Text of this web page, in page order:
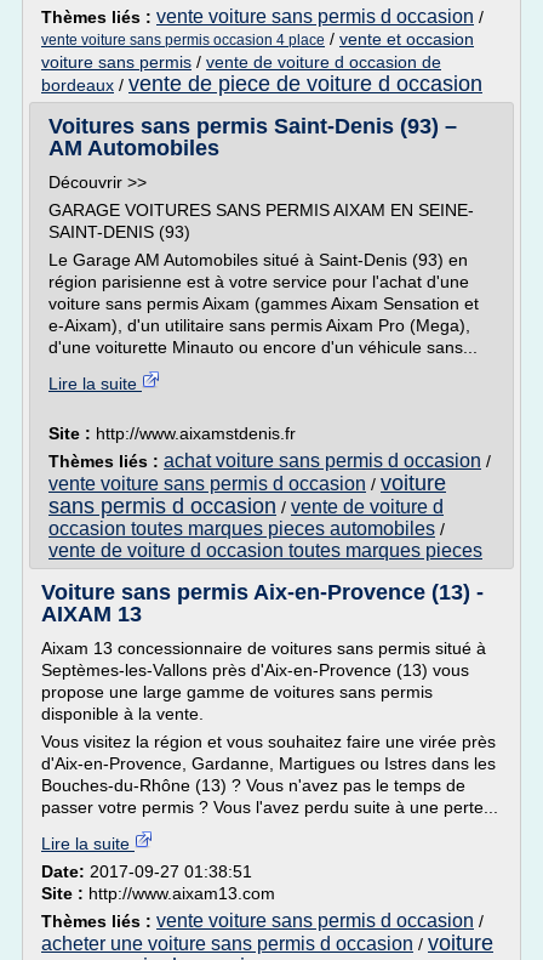
Thèmes liés : vente voiture sans permis d occasion /
vente voiture sans permis occasion 4 place / vente et occasion
voiture sans permis / vente de voiture d occasion de
bordeaux / vente de piece de voiture d occasion
Voitures sans permis Saint-Denis (93) –
AM Automobiles
Découvrir >>
GARAGE VOITURES SANS PERMIS AIXAM EN SEINE-
SAINT-DENIS (93)
Le Garage AM Automobiles situé à Saint-Denis (93) en
région parisienne est à votre service pour l'achat d'une
voiture sans permis Aixam (gammes Aixam Sensation et
e-Aixam), d'un utilitaire sans permis Aixam Pro (Mega),
d'une voiturette Minauto ou encore d'un véhicule sans...
Lire la suite
Site : http://www.aixamstdenis.fr
Thèmes liés : achat voiture sans permis d occasion /
vente voiture sans permis d occasion / voiture
sans permis d occasion / vente de voiture d
occasion toutes marques pieces automobiles /
vente de voiture d occasion toutes marques pieces
Voiture sans permis Aix-en-Provence (13) -
AIXAM 13
Aixam 13 concessionnaire de voitures sans permis situé à
Septèmes-les-Vallons près d'Aix-en-Provence (13) vous
propose une large gamme de voitures sans permis
disponible à la vente.
Vous visitez la région et vous souhaitez faire une virée près
d'Aix-en-Provence, Gardanne, Martigues ou Istres dans les
Bouches-du-Rhône (13) ? Vous n'avez pas le temps de
passer votre permis ? Vous l'avez perdu suite à une perte...
Lire la suite
Date: 2017-09-27 01:38:51
Site : http://www.aixam13.com
Thèmes liés : vente voiture sans permis d occasion /
acheter une voiture sans permis d occasion / voiture